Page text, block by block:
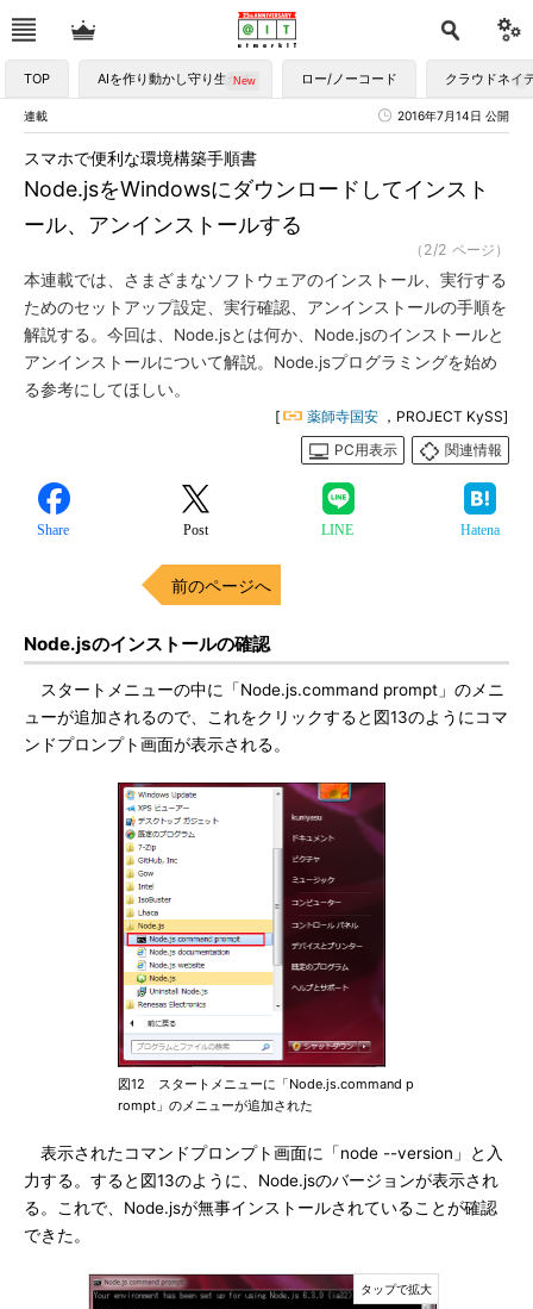
TOP AIを作り動かし守り生かす ロー/ノーコード クラウドネイ
連載 2016年7月14日 公開
Node.jsをWindowsにダウンロードしてインスト
ール、アンインストールする
スマホで便利な環境構築手順書
（2/2 ページ）
本連載では、さまざまなソフトウェアのインストール、実行する
ためのセットアップ設定、実行確認、アンインストールの手順を
解説する。今回は、Node.jsとは何か、Node.jsのインストールと
アンインストールについて解説。Node.jsプログラミングを始め
る参考にしてほしい。
[ 薬師寺国安 ，PROJECT KySS]
PC用表示
関連情報
Share Post LINE Hatena
前のページへ
Node.jsのインストールの確認
スタートメニューの中に「Node.js.command prompt」のメニ
ューが追加されるので、これをクリックすると図13のようにコマ
ンドプロンプト画面が表示される。
図12 スタートメニューに「Node.js.command p
rompt」のメニューが追加された
表示されたコマンドプロンプト画面に「node --version」と入
力する。すると図13のように、Node.jsのバージョンが表示され
る。これで、Node.jsが無事インストールされていることが確認
できた。